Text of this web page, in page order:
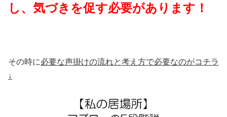
し、気づきを促す必要があります！
その時に必要な声掛けの流れと考え方で必要なのがコチラ
↓